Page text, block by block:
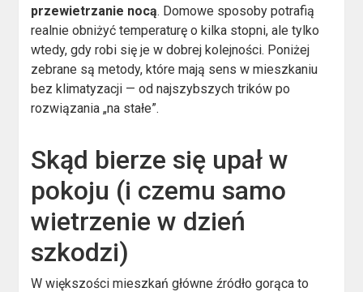
przewietrzanie nocą. Domowe sposoby potrafią
realnie obniżyć temperaturę o kilka stopni, ale tylko
wtedy, gdy robi się je w dobrej kolejności. Poniżej
zebrane są metody, które mają sens w mieszkaniu
bez klimatyzacji — od najszybszych trików po
rozwiązania „na stałe”.
Skąd bierze się upał w
pokoju (i czemu samo
wietrzenie w dzień
szkodzi)
W większości mieszkań główne źródło gorąca to